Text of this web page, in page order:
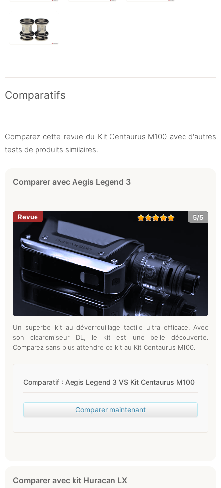
Comparatifs
Comparez cette revue du Kit Centaurus M100 avec d'autres
tests de produits similaires.
Comparer avec Aegis Legend 3
5/5
Un superbe kit au déverrouillage tactile ultra efficace. Avec
son clearomiseur DL, le kit est une belle découverte.
Comparez sans plus attendre ce kit au Kit Centaurus M100.
Comparatif : Aegis Legend 3 VS Kit Centaurus M100
Comparer maintenant
Comparer avec kit Huracan LX